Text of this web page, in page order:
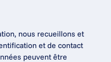
nous recueillons et
et de contact
peuvent être